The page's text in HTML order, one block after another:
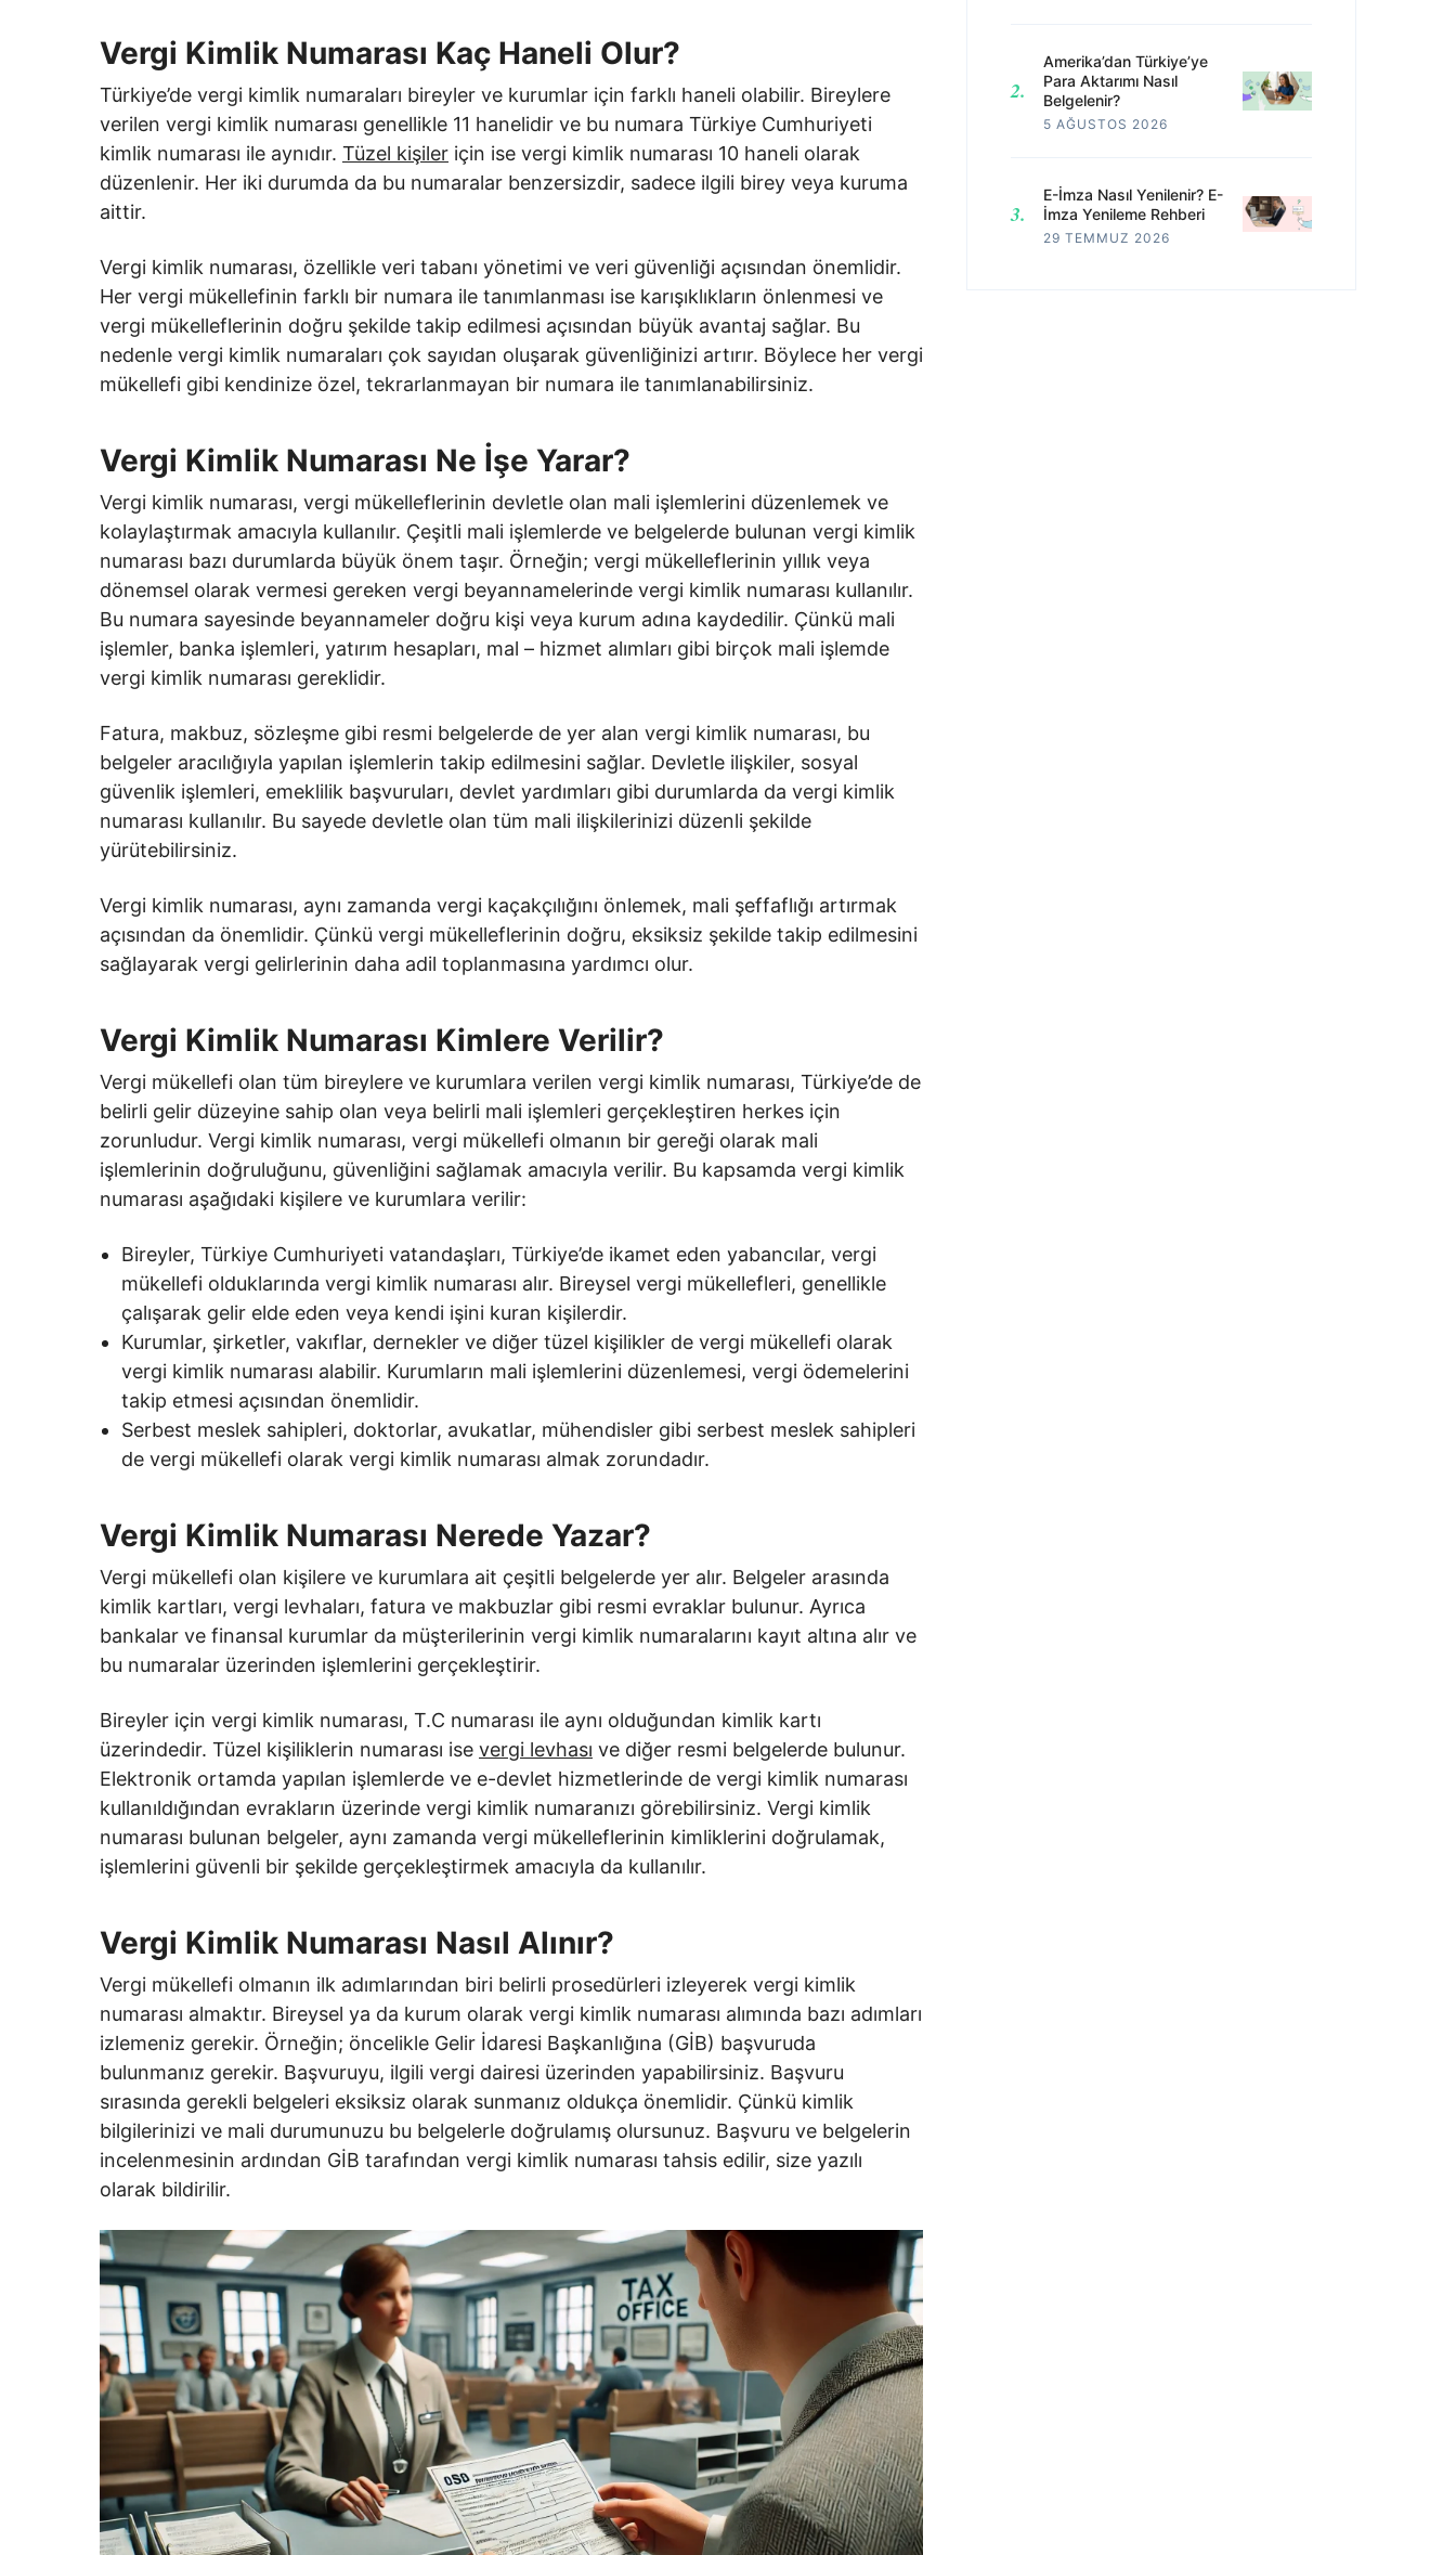
Vergi Kimlik Numarası Kaç Haneli Olur?
Türkiye’de vergi kimlik numaraları bireyler ve kurumlar için farklı haneli olabilir. Bireylere
verilen vergi kimlik numarası genellikle 11 hanelidir ve bu numara Türkiye Cumhuriyeti
kimlik numarası ile aynıdır. Tüzel kişiler için ise vergi kimlik numarası 10 haneli olarak
düzenlenir. Her iki durumda da bu numaralar benzersizdir, sadece ilgili birey veya kuruma
aittir.
Vergi kimlik numarası, özellikle veri tabanı yönetimi ve veri güvenliği açısından önemlidir.
Her vergi mükellefinin farklı bir numara ile tanımlanması ise karışıklıkların önlenmesi ve
vergi mükelleflerinin doğru şekilde takip edilmesi açısından büyük avantaj sağlar. Bu
nedenle vergi kimlik numaraları çok sayıdan oluşarak güvenliğinizi artırır. Böylece her vergi
mükellefi gibi kendinize özel, tekrarlanmayan bir numara ile tanımlanabilirsiniz.
Vergi Kimlik Numarası Ne İşe Yarar?
Vergi kimlik numarası, vergi mükelleflerinin devletle olan mali işlemlerini düzenlemek ve
kolaylaştırmak amacıyla kullanılır. Çeşitli mali işlemlerde ve belgelerde bulunan vergi kimlik
numarası bazı durumlarda büyük önem taşır. Örneğin; vergi mükelleflerinin yıllık veya
dönemsel olarak vermesi gereken vergi beyannamelerinde vergi kimlik numarası kullanılır.
Bu numara sayesinde beyannameler doğru kişi veya kurum adına kaydedilir. Çünkü mali
işlemler, banka işlemleri, yatırım hesapları, mal – hizmet alımları gibi birçok mali işlemde
vergi kimlik numarası gereklidir.
Fatura, makbuz, sözleşme gibi resmi belgelerde de yer alan vergi kimlik numarası, bu
belgeler aracılığıyla yapılan işlemlerin takip edilmesini sağlar. Devletle ilişkiler, sosyal
güvenlik işlemleri, emeklilik başvuruları, devlet yardımları gibi durumlarda da vergi kimlik
numarası kullanılır. Bu sayede devletle olan tüm mali ilişkilerinizi düzenli şekilde
yürütebilirsiniz.
Vergi kimlik numarası, aynı zamanda vergi kaçakçılığını önlemek, mali şeffaflığı artırmak
açısından da önemlidir. Çünkü vergi mükelleflerinin doğru, eksiksiz şekilde takip edilmesini
sağlayarak vergi gelirlerinin daha adil toplanmasına yardımcı olur.
Vergi Kimlik Numarası Kimlere Verilir?
Vergi mükellefi olan tüm bireylere ve kurumlara verilen vergi kimlik numarası, Türkiye’de de
belirli gelir düzeyine sahip olan veya belirli mali işlemleri gerçekleştiren herkes için
zorunludur. Vergi kimlik numarası, vergi mükellefi olmanın bir gereği olarak mali
işlemlerinin doğruluğunu, güvenliğini sağlamak amacıyla verilir. Bu kapsamda vergi kimlik
numarası aşağıdaki kişilere ve kurumlara verilir:
Bireyler, Türkiye Cumhuriyeti vatandaşları, Türkiye’de ikamet eden yabancılar, vergi
mükellefi olduklarında vergi kimlik numarası alır. Bireysel vergi mükellefleri, genellikle
çalışarak gelir elde eden veya kendi işini kuran kişilerdir.
Kurumlar, şirketler, vakıflar, dernekler ve diğer tüzel kişilikler de vergi mükellefi olarak
vergi kimlik numarası alabilir. Kurumların mali işlemlerini düzenlemesi, vergi ödemelerini
takip etmesi açısından önemlidir.
Serbest meslek sahipleri, doktorlar, avukatlar, mühendisler gibi serbest meslek sahipleri
de vergi mükellefi olarak vergi kimlik numarası almak zorundadır.
Vergi Kimlik Numarası Nerede Yazar?
Vergi mükellefi olan kişilere ve kurumlara ait çeşitli belgelerde yer alır. Belgeler arasında
kimlik kartları, vergi levhaları, fatura ve makbuzlar gibi resmi evraklar bulunur. Ayrıca
bankalar ve finansal kurumlar da müşterilerinin vergi kimlik numaralarını kayıt altına alır ve
bu numaralar üzerinden işlemlerini gerçekleştirir.
Bireyler için vergi kimlik numarası, T.C numarası ile aynı olduğundan kimlik kartı
üzerindedir. Tüzel kişiliklerin numarası ise vergi levhası ve diğer resmi belgelerde bulunur.
Elektronik ortamda yapılan işlemlerde ve e-devlet hizmetlerinde de vergi kimlik numarası
kullanıldığından evrakların üzerinde vergi kimlik numaranızı görebilirsiniz. Vergi kimlik
numarası bulunan belgeler, aynı zamanda vergi mükelleflerinin kimliklerini doğrulamak,
işlemlerini güvenli bir şekilde gerçekleştirmek amacıyla da kullanılır.
Vergi Kimlik Numarası Nasıl Alınır?
Vergi mükellefi olmanın ilk adımlarından biri belirli prosedürleri izleyerek vergi kimlik
numarası almaktır. Bireysel ya da kurum olarak vergi kimlik numarası alımında bazı adımları
izlemeniz gerekir. Örneğin; öncelikle Gelir İdaresi Başkanlığına (GİB) başvuruda
bulunmanız gerekir. Başvuruyu, ilgili vergi dairesi üzerinden yapabilirsiniz. Başvuru
sırasında gerekli belgeleri eksiksiz olarak sunmanız oldukça önemlidir. Çünkü kimlik
bilgilerinizi ve mali durumunuzu bu belgelerle doğrulamış olursunuz. Başvuru ve belgelerin
incelenmesinin ardından GİB tarafından vergi kimlik numarası tahsis edilir, size yazılı
olarak bildirilir.
Amerika’dan Türkiye’ye
Para Aktarımı Nasıl
Belgelenir?
5 AĞUSTOS 2026
E-İmza Nasıl Yenilenir? E-
İmza Yenileme Rehberi
29 TEMMUZ 2026